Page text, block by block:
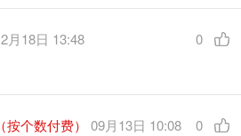
月18日 13:48 0
（按个数付费） 09月13日 10:08 0